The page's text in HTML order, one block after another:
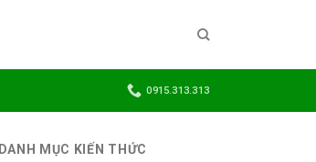
0915.313.313
DANH MỤC KIẾN THỨC